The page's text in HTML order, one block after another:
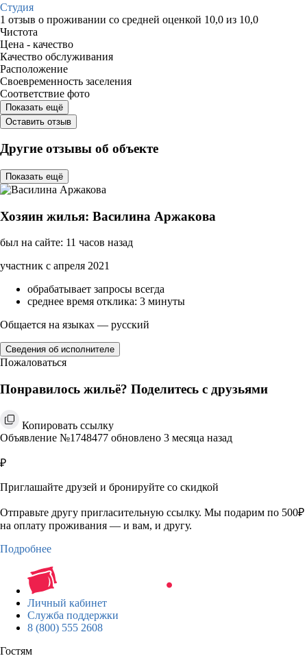
Студия
1 отзыв о проживании со средней оценкой 10,0 из 10,0
Чистота
Цена - качество
Качество обслуживания
Расположение
Своевременность заселения
Соответствие фото
Показать ещё
Оставить отзыв
Другие отзывы об объекте
Показать ещё
Хозяин жилья: Василина Аржакова
был на сайте: 11 часов назад
участник с апреля 2021
обрабатывает запросы всегда
среднее время отклика: 3 минуты
Общается на языках — русский
Сведения об исполнителе
Пожаловаться
Понравилось жильё? Поделитесь с друзьями
Копировать ссылку
Объявление №1748477 обновлено 3 месяца назад
₽
Приглашайте друзей и бронируйте со скидкой
Отправьте другу пригласительную ссылку. Мы подарим по 500₽
на оплату проживания — и вам, и другу.
Подробнее
Личный кабинет
Служба поддержки
8 (800) 555 2608
Гостям